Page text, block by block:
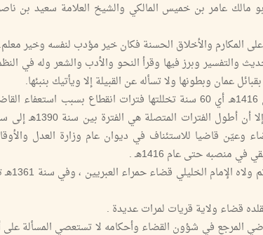
مالك عامر بن خميس المالكي والشيخ العلامة سعيد بن
المكارم والأخلاق الحسنة فكان خير مؤدب لنفسه وخير معلم.
والتفسير وبرز فيها وقرأ النحو والأدب والشعر وله في
عمان وبطونها ولا تسأله عن القبيلة إلا ويأتيك بنبئها.
ظل على كرسي القضاء في الفترة مابين 1356هـ إلى 1416هـ أي 60 سنة تخللتها فترات
قاضيا للاستئناف في ديوان عام وزارة العدل
منصبه حتى عام 1416هـ .
وأول
قضاء ولاية قريات لمرات عديدة .
المرجع في شؤون القضاء وأحكامه لا تستعصي المسألة على